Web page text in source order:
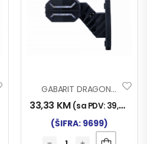
GABARIT DRAGON PK-K 3F LED DESNI
33,33 KM (sa PDV: 39,00
(ŠIFRA: 9699)